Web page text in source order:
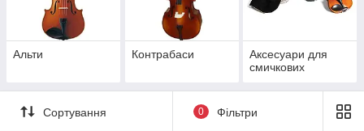
Альти Контрабаси
Аксесуари для
смичкових
Сортування 0 Фільтри